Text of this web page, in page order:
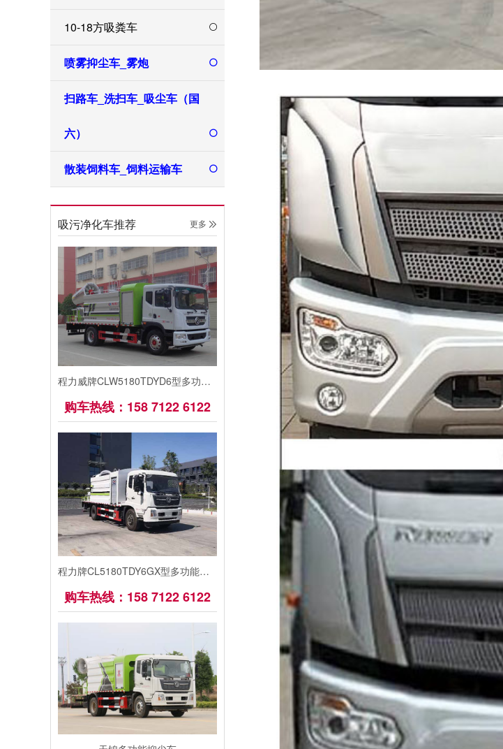
10-18方吸粪车
喷雾抑尘车_雾炮
扫路车_洗扫车_吸尘车（国
六）
散装饲料车_饲料运输车
吸污净化车推荐 更多 
程力威牌CLW5180TDYD6型多功能抑尘车
购车热线：158 7122 6122
程力牌CL5180TDY6GX型多功能抑尘车
购车热线：158 7122 6122